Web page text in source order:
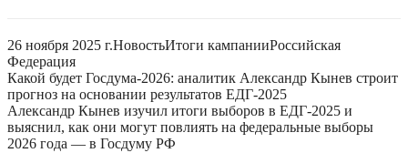
26 ноября 2025 г.НовостьИтоги кампанииРоссийская
Федерация
Какой будет Госдума-2026: аналитик Александр Кынев строит
прогноз на основании результатов ЕДГ-2025
Александр Кынев изучил итоги выборов в ЕДГ-2025 и
выяснил, как они могут повлиять на федеральные выборы
2026 года — в Госдуму РФ